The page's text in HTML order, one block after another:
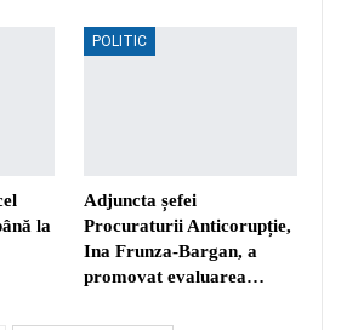
la
POLITIC
Adjuncta șefei
Procuraturii Anticorupție,
Ina Frunza-Bargan, a
promovat evaluarea…